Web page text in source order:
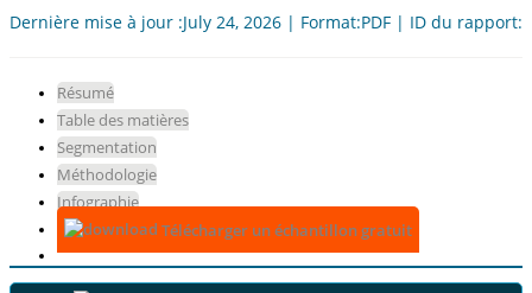
Dernière mise à jour :July 24, 2026 | Format:PDF | ID du rapport:
Résumé
Table des matières
Segmentation
Méthodologie
Infographie
Télécharger un échantillon gratuit